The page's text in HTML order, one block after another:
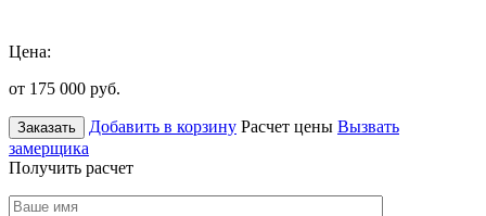
Цена:
от 175 000 руб.
Заказать Добавить в корзину Расчет цены Вызвать
замерщика
Получить расчет